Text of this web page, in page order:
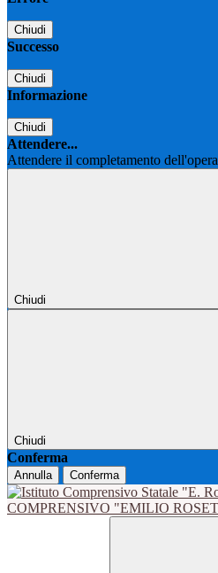
Chiudi
Successo
Chiudi
Informazione
Chiudi
Attendere...
Attendere il completamento
Chiudi
Chiudi
Conferma
Annulla Conferma
COMPRENSIVO "EMILIO